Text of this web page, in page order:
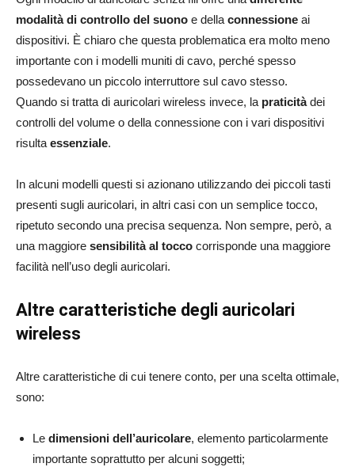
modalità di controllo del suono e della connessione ai
dispositivi. È chiaro che questa problematica era molto meno
importante con i modelli muniti di cavo, perché spesso
possedevano un piccolo interruttore sul cavo stesso.
Quando si tratta di auricolari wireless invece, la praticitàdei
controlli del volume o della connessione con i vari dispositivi
risulta essenziale.
In alcuni modelli questi si azionano utilizzando dei piccoli tasti
presenti sugli auricolari, in altri casi con un semplice tocco,
ripetuto secondo una precisa sequenza. Non sempre, però, a
una maggiore sensibilità al tocco corrisponde una maggiore
facilità nell’uso degli auricolari.
Altre caratteristiche degli auricolari
wireless
Altre caratteristiche di cui tenere conto, per una scelta ottimale,
sono:
Le dimensioni dell’auricolare, elemento particolarmente
importante soprattutto per alcuni soggetti;